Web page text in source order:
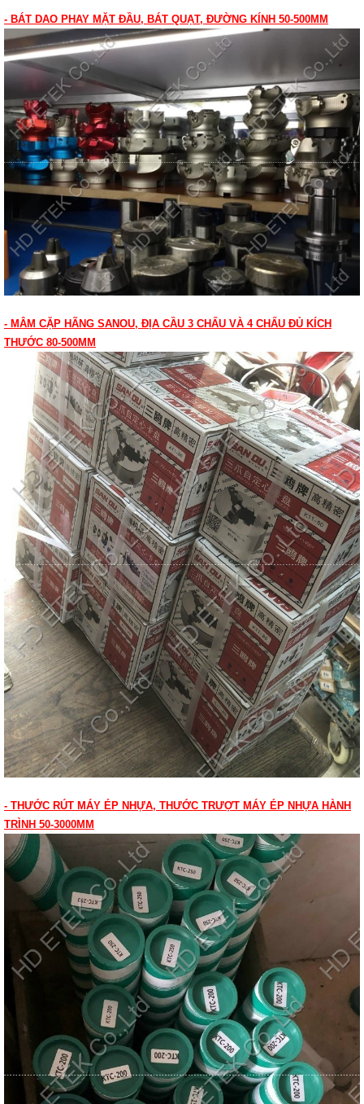
- BÁT DAO PHAY MẶT ĐẦU, BÁT QUẠT, ĐƯỜNG KÍNH 50-500MM
- MÂM CẶP HÃNG SANOU, ĐỊA CẦU 3 CHẤU VÀ 4 CHẤU ĐỦ KÍCH
THƯỚC 80-500MM
- THƯỚC RÚT MÁY ÉP NHỰA, THƯỚC TRƯỢT MÁY ÉP NHỰA HÀNH
TRÌNH 50-3000MM